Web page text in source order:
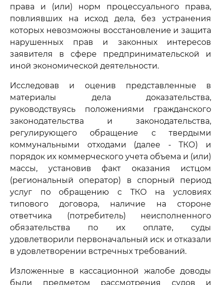
права и (или) норм процессуального права,
повлиявших на исход дела, без устранения
которых невозможны восстановление и защита
нарушенных прав и законных интересов
заявителя в сфере предпринимательской и
иной экономической деятельности.
Исследовав и оценив представленные в
материалы дела доказательства,
руководствуясь положениями гражданского
законодательства и законодательства,
регулирующего обращение с твердыми
коммунальными отходами (далее - ТКО) и
порядок их коммерческого учета объема и (или)
массы, установив факт оказания истцом
(региональный оператор) в спорный период
услуг по обращению с ТКО на условиях
типового договора, наличие на стороне
ответчика (потребитель) неисполненного
обязательства по их оплате, суды
удовлетворили первоначальный иск и отказали
в удовлетворении встречных требований.
Изложенные в кассационной жалобе доводы
были предметом рассмотрения судов и